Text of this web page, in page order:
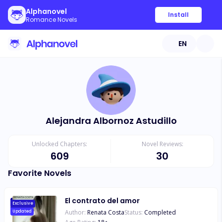
Alphanovel
Romance Novels
Install
EN
Alejandra Albornoz Astudillo
Unlocked Chapters:
609
Novel Reviews:
30
Favorite Novels
Exclusive
Updated
El contrato del amor
Author: Renata CostaStatus: Completed